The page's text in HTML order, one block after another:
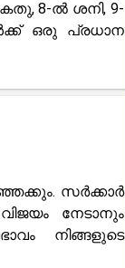
8-ൽ ശനി, 9-
ഒരു പ്രധാന
സർക്കാർ
നേടാനും
നിങ്ങളുടെ